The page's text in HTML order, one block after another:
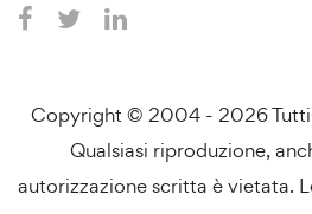
Copyright © 2004 - 2026 Tutti
Qualsiasi riproduzione,
autorizzazione scritta è vietata.